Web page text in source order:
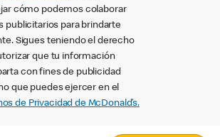
cómo podemos colaborar
publicitarios para brindarte
Sigues teniendo el derecho
que tu información
con fines de publicidad
que puedes ejercer en el
de Privacidad de McDonald’s.